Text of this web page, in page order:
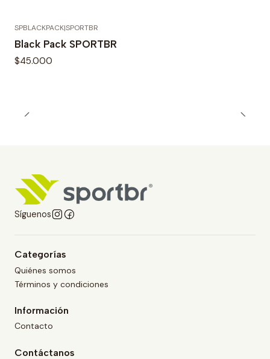
SPBLACKPACK|SPORTBR
Black Pack SPORTBR
$45.000
Síguenos
Categorías
Quiénes somos
Términos y condiciones
Información
Contacto
Contáctanos